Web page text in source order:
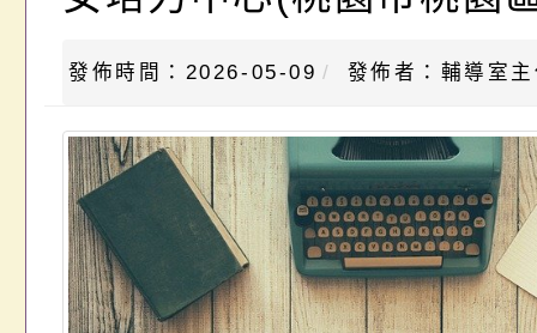
發佈時間：2026-05-09 發佈者：輔導室